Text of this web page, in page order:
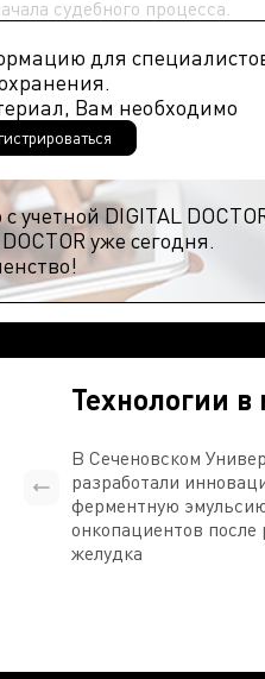
судебного процесса.
для
Вам необходимо
учетной DIGITAL
уже сегодня.
Технологии
В Сеченовском
разработали
ферментную
онкопациентов после
желудка